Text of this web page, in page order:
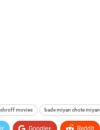
shroff movies bade miyan chote miyan
Google+ ReddIt